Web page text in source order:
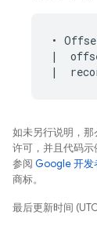
•
|
如未另行说明，
许可，并且代码示
参阅 Google 开发
商标。
最后更新时间